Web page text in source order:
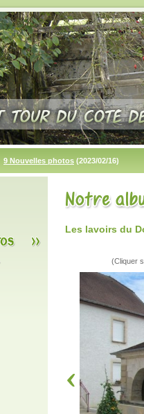
9 Nouvelles photos (2023/02/16)
Les lavoirs du
(Cliquer